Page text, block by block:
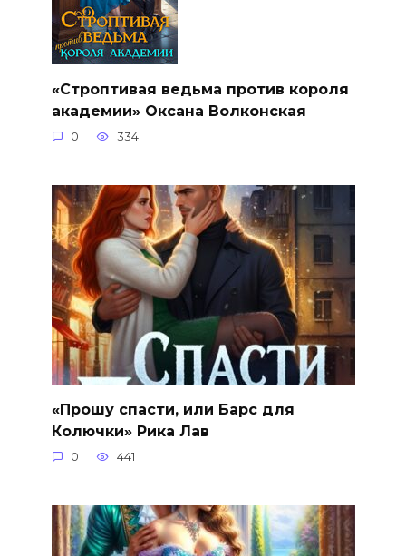
«Строптивая ведьма против короля
академии» Оксана Волконская
0 334
«Прошу спасти, или Барс для
Колючки» Рика Лав
0 441